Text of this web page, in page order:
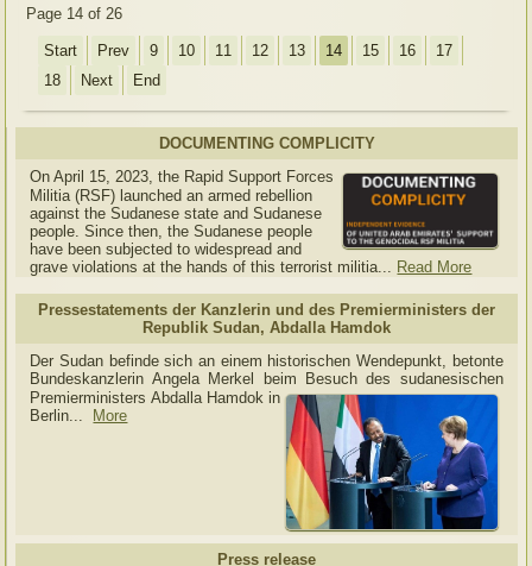
Page 14 of 26
Start Prev 9 10 11 12 13 14 15 16
17
18
Next End
DOCUMENTING COMPLICITY
On April 15, 2023, the Rapid Support Forces
Militia (RSF) launched an armed rebellion
against the Sudanese state and Sudanese
people. Since then, the Sudanese people
have been subjected to widespread and
grave violations at the hands of this terrorist militia... Read More
Pressestatements der Kanzlerin und des Premierministers der
Republik Sudan, Abdalla Hamdok
Der Sudan befinde sich an einem historischen Wendepunkt, betonte
Bundeskanzlerin Angela Merkel beim Besuch des sudanesischen
Premierministers Abdalla Hamdok in
Berlin...
More
Press release